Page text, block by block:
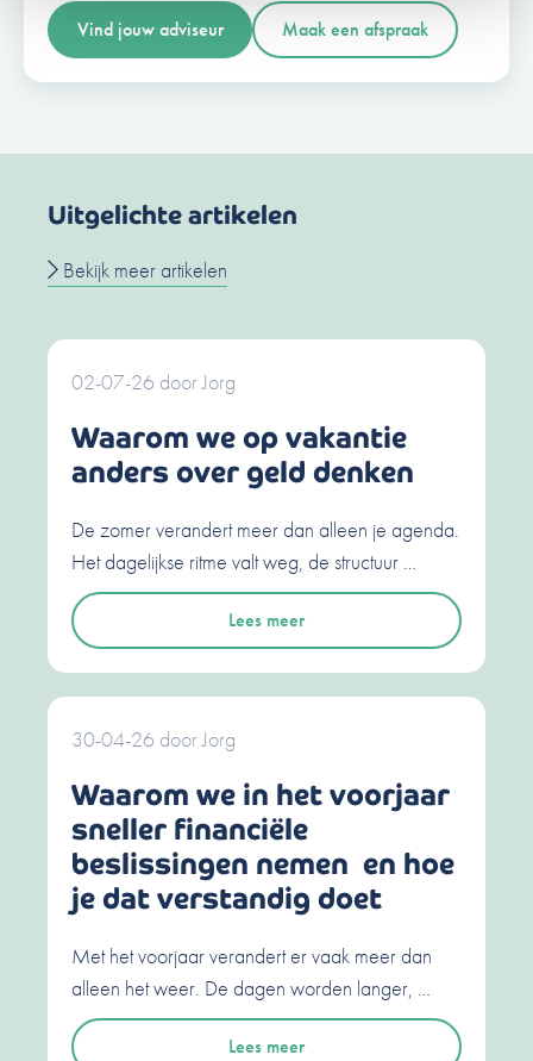
Vind jouw adviseur Maak een afspraak
Uitgelichte artikelen
Bekijk meer artikelen
02-07-26 doorJorg
Waarom we op vakantie
anders over geld denken
De zomer verandert meer dan alleen je agenda.
Het dagelijkse ritme valt weg, de structuur …
Lees meer
30-04-26 doorJorg
Waarom we in het voorjaar
sneller financiële
beslissingen nemen en hoe
je dat verstandig doet
Met het voorjaar verandert er vaak meer dan
alleen het weer. De dagen worden langer, …
Lees meer